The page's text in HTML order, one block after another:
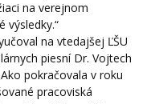
na verejnom
výsledky.“
na vtedajšej ĽŠU
piesní Dr. Vojtech
pokračovala v roku
pracoviská